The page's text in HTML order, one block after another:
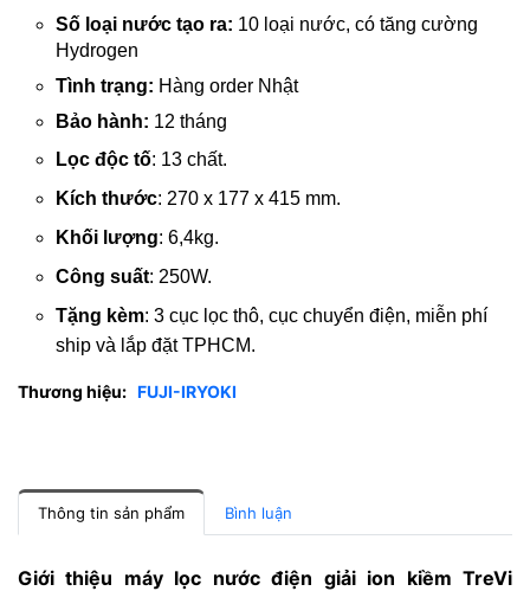
Số loại nước tạo ra: 10 loại nước, có tăng cường
Hydrogen
Tình trạng: Hàng order Nhật
Bảo hành: 12 tháng
Lọc độc tố: 13 chất.
Kích thước: 270 x 177 x 415 mm.
Khối lượng: 6,4kg.
Công suất: 250W.
Tặng kèm: 3 cục lọc thô, cục chuyển điện, miễn phí
ship và lắp đặt TPHCM.
Thương hiệu: FUJI-IRYOKI
Thông tin sản phẩm Bình luận
Giới thiệu máy lọc nước điện giải ion kiềm TreVi